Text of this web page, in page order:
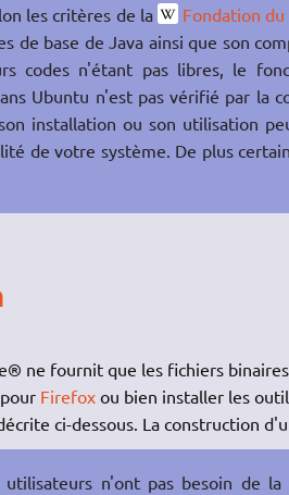
les critères de la
Fondation
de base de Java ainsi que son
codes n'étant pas libres, le
Ubuntu n'est pas vérifié par la
installation ou son utilisation
de votre système. De plus
ne fournit que les fichiers
Firefoxou bien installer les
ci-dessous. La construction
utilisateurs n'ont pas besoin de